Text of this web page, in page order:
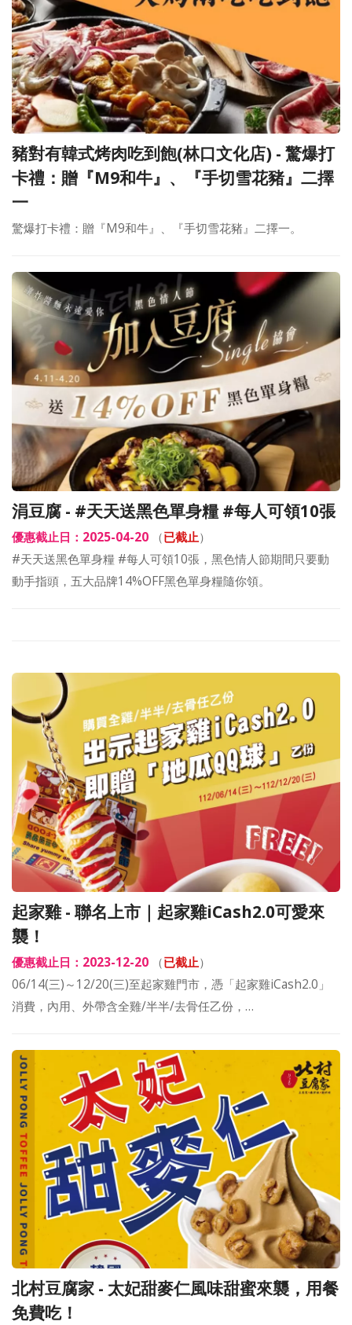
豬對有韓式烤肉吃到飽(林口文化店) - 驚爆打
卡禮：贈『M9和牛』、『手切雪花豬』二擇
一
驚爆打卡禮：贈『M9和牛』、『手切雪花豬』二擇一。
涓豆腐 - #天天送黑色單身糧 #每人可領10張
優惠截止日：2025-04-20 （已截止）
#天天送黑色單身糧 #每人可領10張，黑色情人節期間只要動
動手指頭，五大品牌14%OFF黑色單身糧隨你領。
起家雞 - 聯名上市｜起家雞iCash2.0可愛來
襲！
優惠截止日：2023-12-20 （已截止）
06/14(三)～12/20(三)至起家雞門市，憑「起家雞iCash2.0」
消費，內用、外帶含全雞/半半/去骨任乙份，…
北村豆腐家 - 太妃甜麥仁風味甜蜜來襲，用餐
免費吃！